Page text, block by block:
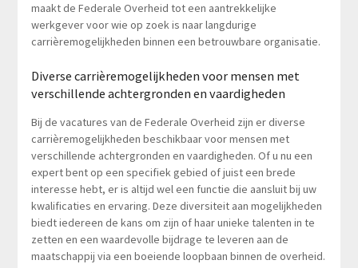
maakt de Federale Overheid tot een aantrekkelijke
werkgever voor wie op zoek is naar langdurige
carrièremogelijkheden binnen een betrouwbare organisatie.
Diverse carrièremogelijkheden voor mensen met
verschillende achtergronden en vaardigheden
Bij de vacatures van de Federale Overheid zijn er diverse
carrièremogelijkheden beschikbaar voor mensen met
verschillende achtergronden en vaardigheden. Of u nu een
expert bent op een specifiek gebied of juist een brede
interesse hebt, er is altijd wel een functie die aansluit bij uw
kwalificaties en ervaring. Deze diversiteit aan mogelijkheden
biedt iedereen de kans om zijn of haar unieke talenten in te
zetten en een waardevolle bijdrage te leveren aan de
maatschappij via een boeiende loopbaan binnen de overheid.